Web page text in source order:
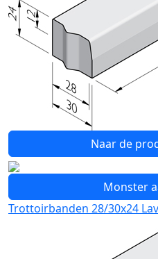
Naar de
Monster
Trottoirbanden 28/30x24